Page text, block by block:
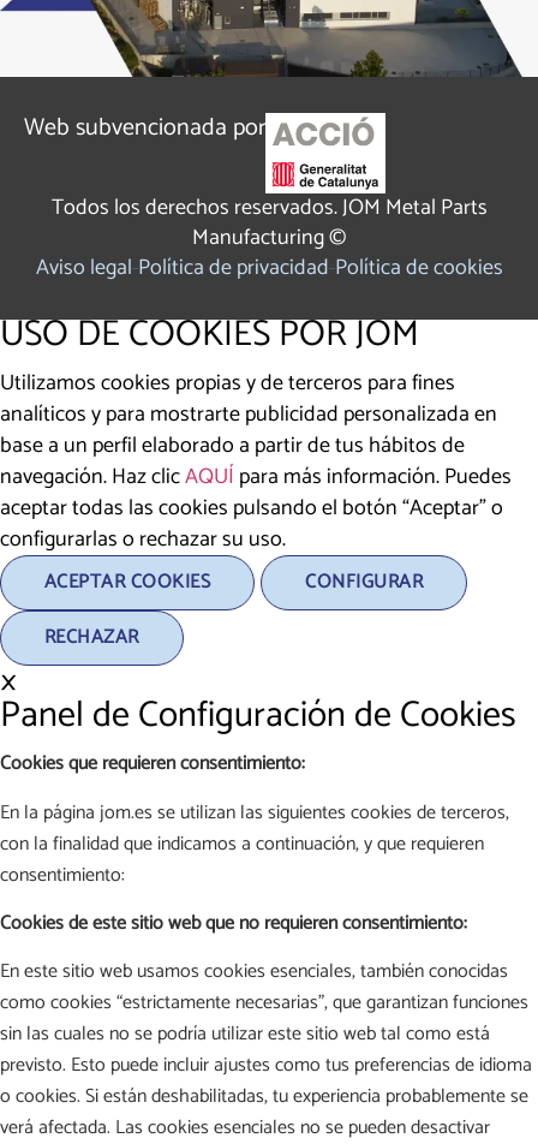
Web subvencionada por
Todos los derechos reservados. JOM Metal Parts
Manufacturing ©
Aviso legalPolítica de privacidadPolítica de cookies
USO DE COOKIES POR JOM
Utilizamos cookies propias y de terceros para fines
analíticos y para mostrarte publicidad personalizada en
base a un perfil elaborado a partir de tus hábitos de
navegación. Haz clicAQUÍ para más información. Puedes
aceptar todas las cookies pulsando el botón “Aceptar” o
configurarlas o rechazar su uso.
ACEPTAR COOKIES
CONFIGURAR
RECHAZAR
×
Panel de Configuración de Cookies
Cookies que requieren consentimiento:
En la página jom.es se utilizan las siguientes cookies de terceros,
con la finalidad que indicamos a continuación, y que requieren
consentimiento:
Cookies de este sitio web que no requieren consentimiento:
En este sitio web usamos cookies esenciales, también conocidas
como cookies “estrictamente necesarias”, que garantizan funciones
sin las cuales no se podría utilizar este sitio web tal como está
previsto. Esto puede incluir ajustes como tus preferencias de idioma
o cookies. Si están deshabilitadas, tu experiencia probablemente se
verá afectada. Las cookies esenciales no se pueden desactivar